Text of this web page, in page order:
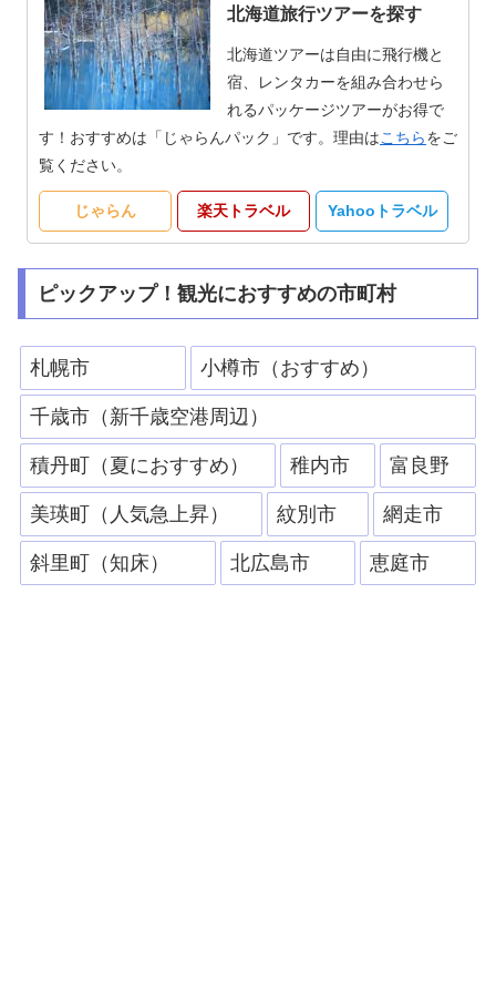
北海道旅行ツアーを探す
北海道ツアーは自由に飛行機と
宿、レンタカーを組み合わせら
れるパッケージツアーがお得で
す！おすすめは「じゃらんパック」です。理由はこちらをご
覧ください。
じゃらん 楽天トラベル Yahooトラベル
ピックアップ！観光におすすめの市町村
札幌市 小樽市（おすすめ）
千歳市（新千歳空港周辺）
積丹町（夏におすすめ） 稚内市 富良野
美瑛町（人気急上昇） 紋別市 網走市
斜里町（知床） 北広島市 恵庭市